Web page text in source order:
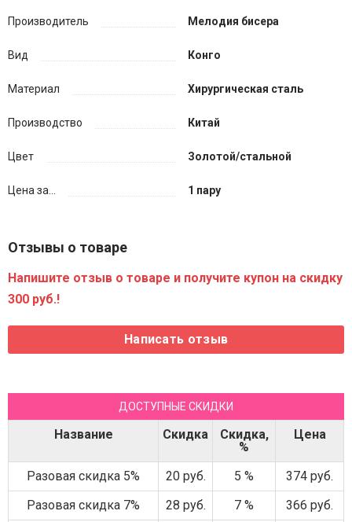
Производитель Мелодия бисера
Вид Конго
Материал Хирургическая сталь
Производство Китай
Цвет Золотой/стальной
Цена за... 1 пару
Отзывы о товаре
Напишите отзыв о товаре и получите купон на скидку
300 руб.!
ДОСТУПНЫЕ СКИДКИ
Название Скидка
Скидка,
%
Цена
Разовая скидка 5% 20 руб. 5 %
374 руб.
Разовая скидка 7%
28 руб. 7 %
366 руб.